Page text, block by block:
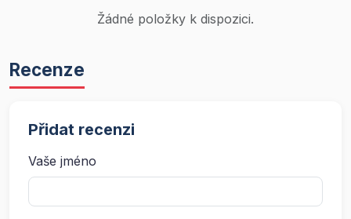
Žádné položky k dispozici.
Recenze
Přidat recenzi
Vaše jméno